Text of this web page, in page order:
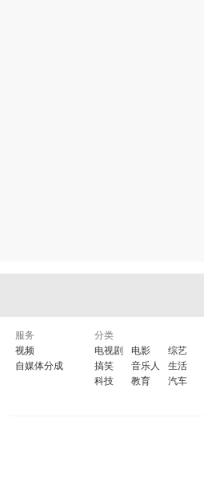
服务
视频
自媒体分成
分类
电视剧
电影 综艺
搞笑
音乐人 生活
科技
教育 汽车